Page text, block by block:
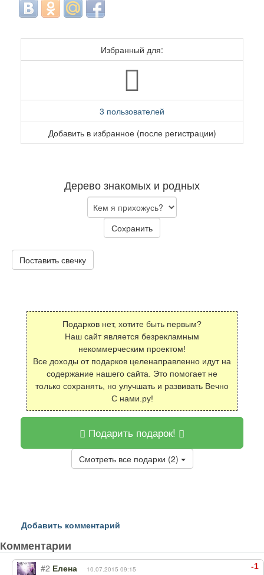
Избранный для:
3 пользователей
Добавить в избранное (после регистрации)
Дерево знакомых и родных
Сохранить
Поставить свечку
Подарков нет, хотите быть первым?
Наш сайт является безрекламным
некоммерческим проектом!
Все доходы от подарков целенаправленно идут на
содержание нашего сайта. Это помогает не
только сохранять, но улучшать и развивать Вечно
С нами.ру!
Подарить подарок!
Смотреть все подарки (2)
Добавить комментарий
Комментарии
-1
#2 Елена 10.07.2015 09:15